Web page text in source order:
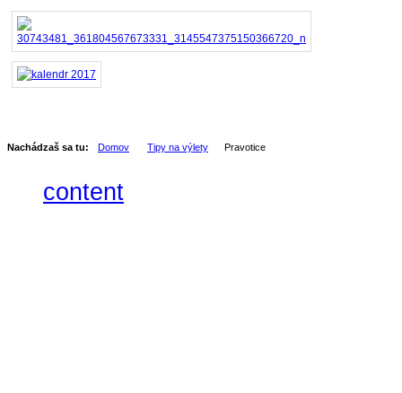
Nachádzaš sa tu: Domov Tipy na výlety Pravotice
content